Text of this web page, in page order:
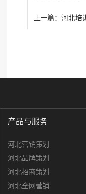
上一篇：河北
产品与服务
河北营销策划
河北品牌策划
河北招商策划
河北全网营销